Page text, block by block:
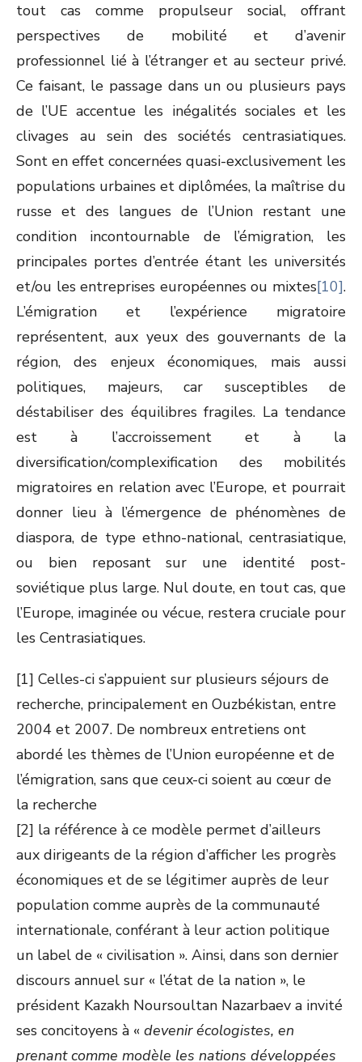
tout cas comme propulseur social, offrant
perspectives de mobilité et d’avenir
professionnel lié à l’étranger et au secteur privé.
Ce faisant, le passage dans un ou plusieurs pays
de l’UE accentue les inégalités sociales et les
clivages au sein des sociétés centrasiatiques.
Sont en effet concernées quasi-exclusivement les
populations urbaines et diplômées, la maîtrise du
russe et des langues de l’Union restant une
condition incontournable de l’émigration, les
principales portes d’entrée étant les universités
et/ou les entreprises européennes ou mixtes[10].
L’émigration et l’expérience migratoire
représentent, aux yeux des gouvernants de la
région, des enjeux économiques, mais aussi
politiques, majeurs, car susceptibles de
déstabiliser des équilibres fragiles. La tendance
est à l’accroissement et à la
diversification/complexification des mobilités
migratoires en relation avec l’Europe, et pourrait
donner lieu à l’émergence de phénomènes de
diaspora, de type ethno-national, centrasiatique,
ou bien reposant sur une identité post-
soviétique plus large. Nul doute, en tout cas, que
l’Europe, imaginée ou vécue, restera cruciale pour
les Centrasiatiques.
[1] Celles-ci s’appuient sur plusieurs séjours de
recherche, principalement en Ouzbékistan, entre
2004 et 2007. De nombreux entretiens ont
abordé les thèmes de l’Union européenne et de
l’émigration, sans que ceux-ci soient au cœur de
la recherche
[2] la référence à ce modèle permet d’ailleurs
aux dirigeants de la région d’afficher les progrès
économiques et de se légitimer auprès de leur
population comme auprès de la communauté
internationale, conférant à leur action politique
un label de « civilisation ». Ainsi, dans son dernier
discours annuel sur « l’état de la nation », le
président Kazakh Noursoultan Nazarbaev a invité
ses concitoyens à « devenir écologistes, en
prenant comme modèle les nations développées